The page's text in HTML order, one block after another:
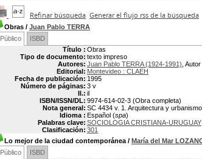
Refinar búsqueda Generar el flujo rss de la búsqueda
Obras / Juan Pablo TERRA
Público
ISBD
Título : Obras
Tipo de documento: texto impreso
Autores: Juan Pablo TERRA (1924-1991) , Autor
Editorial: Montevideo : CLAEH
Fecha de publicación: 1995
Número de páginas: 3 v
Il.: il
ISBN/ISSN/DL: 9974-614-02-3 (Obra completa)
Nota general: SC 4434 v. 1. Arquitectura y
Idioma : Español (spa)
Palabras clave: SOCIOLOGIA CRISTIANA-URUGUAY
Clasificación: 301
Lo mejor de la ciudad contemporánea / María del Mar
Público
ISBD